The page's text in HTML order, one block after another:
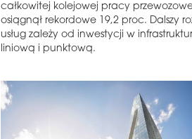
całkowitej kolejowej pracy
osiągnął rekordowe 19,2 proc. Dalszy
usług zależy od inwestycji w
liniową i punktową.